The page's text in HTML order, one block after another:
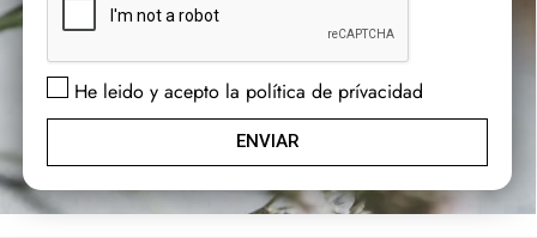
He leido y acepto la política de prívacidad
ENVIAR